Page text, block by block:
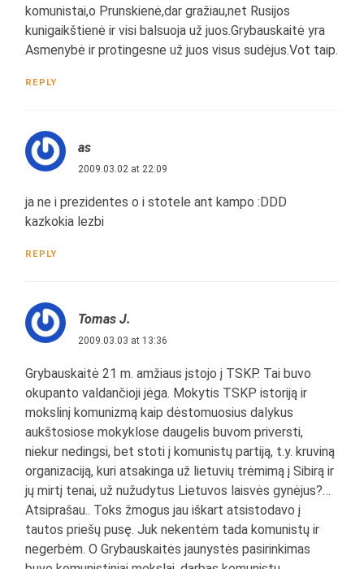
komunistai,o Prunskienė,dar gražiau,net Rusijos
kunigaikštienė ir visi balsuoja už juos.Grybauskaitė yra
Asmenybė ir protingesne už juos visus sudėjus.Vot taip.
REPLY
as
2009.03.02 at 22:09
ja ne i prezidentes o i stotele ant kampo :DDD
kazkokia lezbi
REPLY
Tomas J.
2009.03.03 at 13:36
Grybauskaitė 21 m. amžiaus įstojo į TSKP. Tai buvo
okupanto valdančioji jėga. Mokytis TSKP istoriją ir
mokslinį komunizmą kaip dėstomuosius dalykus
aukštosiose mokyklose daugelis buvom priversti,
niekur nedingsi, bet stoti į komunistų partiją, t.y. kruviną
organizaciją, kuri atsakinga už lietuvių trėmimą į Sibirą ir
jų mirtį tenai, už nužudytus Lietuvos laisvės gynėjus?…
Atsiprašau.. Toks žmogus jau iškart atsistodavo į
tautos priešų pusę. Juk nekentėm tada komunistų ir
negerbėm. O Grybauskaitės jaunystės pasirinkimas